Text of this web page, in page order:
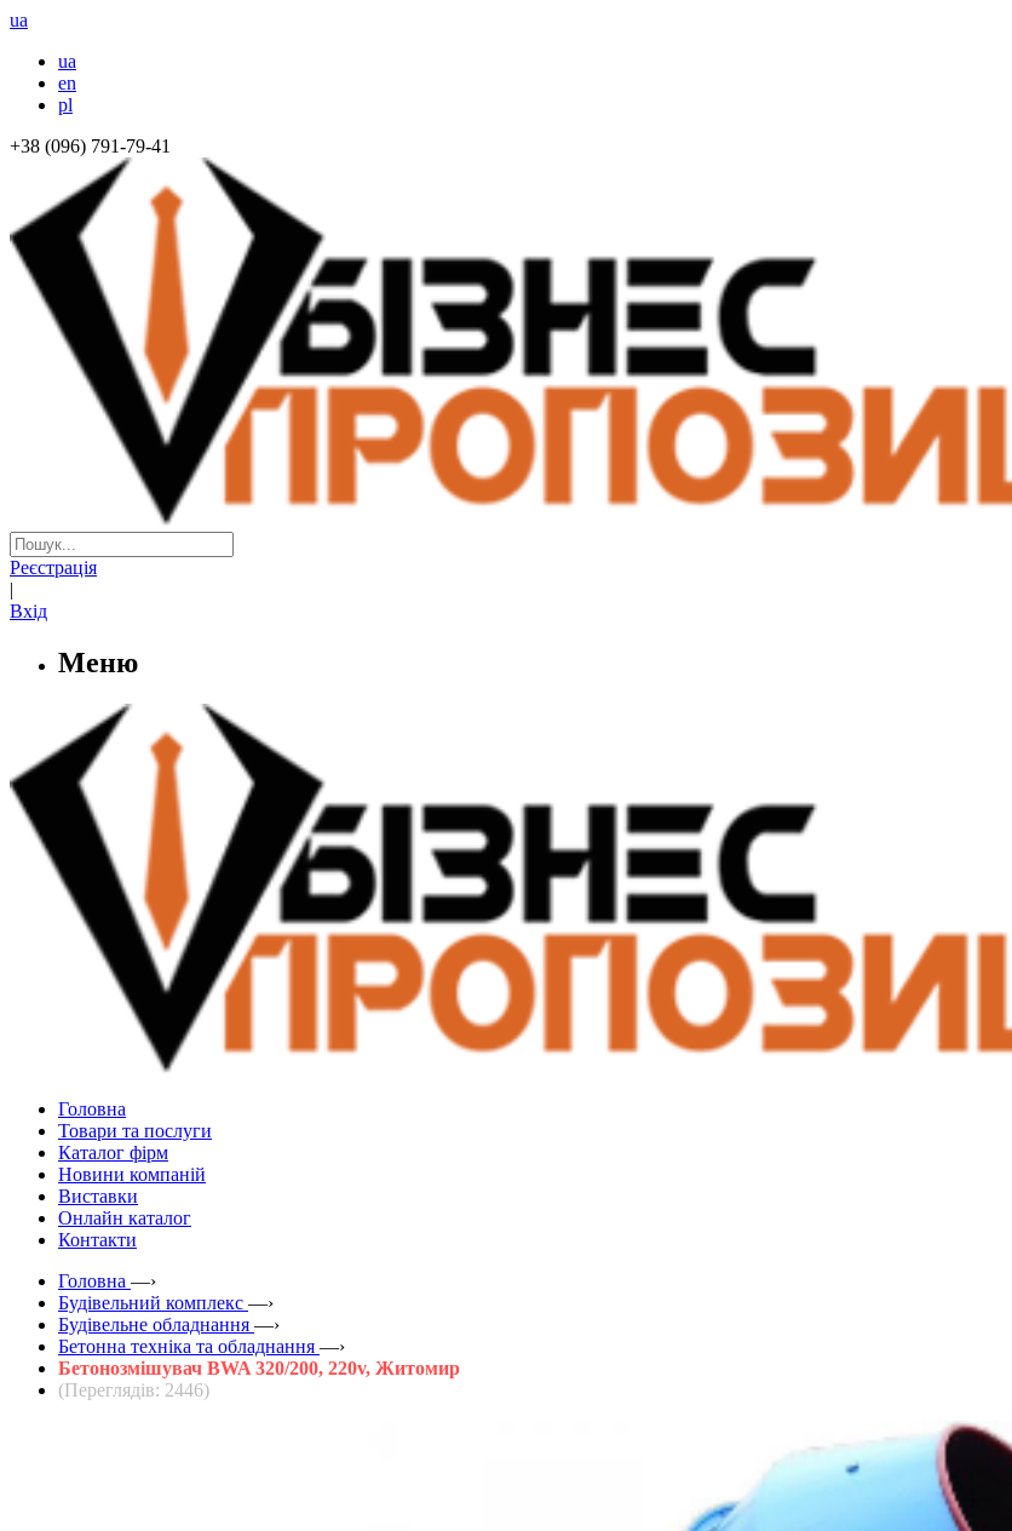
ua
ua
en
pl
+38 (096) 791-79-41
Реєстрація
|
Вхід
Меню
Головна
Товари та послуги
Каталог фірм
Новини компаній
Виставки
Онлайн каталог
Контакти
Головна —›
Будівельний комплекс —›
Будівельне обладнання —›
Бетонна техніка та обладнання —›
Бетонозмішувач BWA 320/200, 220v, Житомир
(Переглядів: 2446)